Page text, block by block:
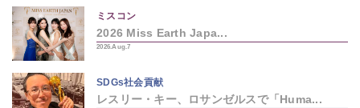
ミスコン
2026 Miss Earth Japa...
2026.Aug.7
SDGs社会貢献
レスリー・キー、ロサンゼルスで「Huma...